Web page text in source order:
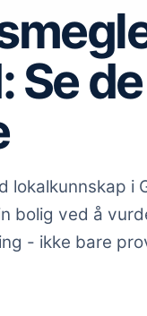
Se
lokalkunnskap i
bolig ved å
- ikke bare